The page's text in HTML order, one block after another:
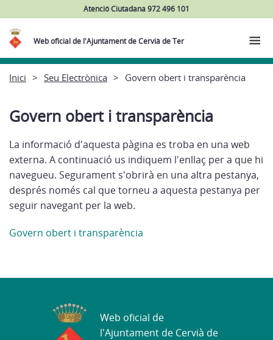
Atenció Ciutadana 972 496 101
Web oficial de l'Ajuntament de Cervià de Ter
Inici Seu Electrònica Govern obert i transparència
Govern obert i transparència
La informació d'aquesta pàgina es troba en una web
externa. A continuació us indiquem l'enllaç per a que hi
navegueu. Segurament s'obrirà en una altra pestanya,
després només cal que torneu a aquesta pestanya per
seguir navegant per la web.
Govern obert i transparència
Web oficial de
l'Ajuntament de Cervià de